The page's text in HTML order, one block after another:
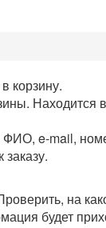
корзину.
Находится
ФИО, e-mail,
на
будет